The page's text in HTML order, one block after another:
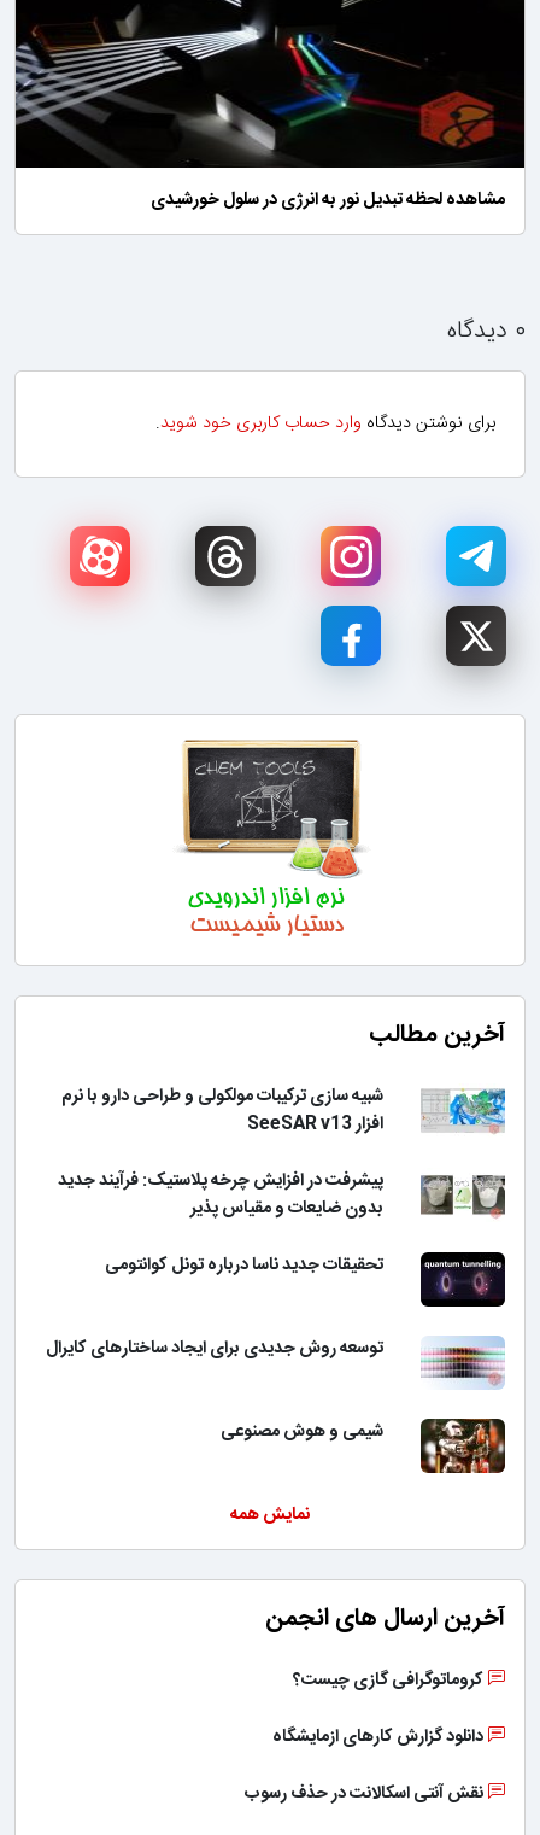
مشاهده لحظه تبدیل نور به انرژی در سلول خورشیدی
۰ دیدگاه
برای نوشتن دیدگاه وارد حساب کاربری خود شوید.
آخرین مطالب
شبیه سازی ترکیبات مولکولی و طراحی دارو با نرم
افزار SeeSAR v13
پیشرفت در افزایش چرخه پلاستیک: فرآیند جدید
بدون ضایعات و مقیاس پذیر
تحقیقات جدید ناسا درباره تونل کوانتومی
توسعه روش جدیدی برای ایجاد ساختارهای کایرال
شیمی و هوش مصنوعی
نمایش همه
آخرین ارسال های انجمن
کروماتوگرافی گازی چیست؟
دانلود گزارش کارهای ازمایشگاه
نقش آنتی اسکالانت در حذف رسوب